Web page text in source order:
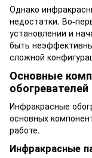
Однако
недостатки. Во-
установлении и
быть
сложной
Основные
обогревателей
Инфракрасные
основных
работе.
Инфракрасные